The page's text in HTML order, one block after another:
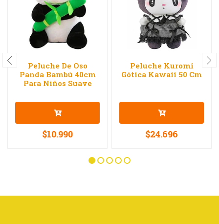
Peluche De Oso
Panda Bambú 40cm
Para Niños Suave
$10.990
Peluche Kuromi
Gótica Kawaii 50 Cm
$24.696